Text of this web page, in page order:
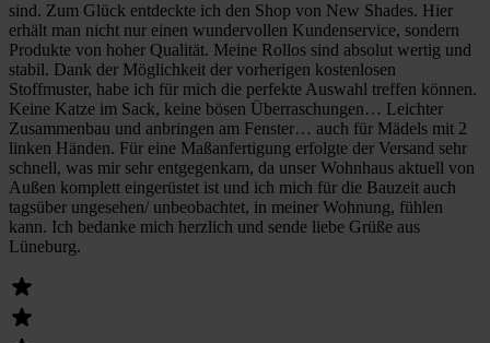
sind. Zum Glück entdeckte ich den Shop von New Shades. Hier
erhält man nicht nur einen wundervollen Kundenservice, sondern
Produkte von hoher Qualität. Meine Rollos sind absolut wertig und
stabil. Dank der Möglichkeit der vorherigen kostenlosen
Stoffmuster, habe ich für mich die perfekte Auswahl treffen können.
Keine Katze im Sack, keine bösen Überraschungen… Leichter
Zusammenbau und anbringen am Fenster… auch für Mädels mit 2
linken Händen. Für eine Maßanfertigung erfolgte der Versand sehr
schnell, was mir sehr entgegenkam, da unser Wohnhaus aktuell von
Außen komplett eingerüstet ist und ich mich für die Bauzeit auch
tagsüber ungesehen/ unbeobachtet, in meiner Wohnung, fühlen
kann. Ich bedanke mich herzlich und sende liebe Grüße aus
Lüneburg.